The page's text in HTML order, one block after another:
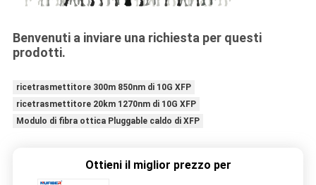
Benvenuti a inviare una richiesta per questi
prodotti.
ricetrasmettitore 300m 850nm di 10G XFP
ricetrasmettitore 20km 1270nm di 10G XFP
Modulo di fibra ottica Pluggable caldo di XFP
Ottieni il miglior prezzo per